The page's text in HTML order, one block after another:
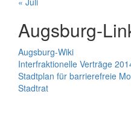
Augsburg-
Augsburg-Wiki
Interfraktionelle Verträge
Stadtplan für barrierefreie
Stadtrat